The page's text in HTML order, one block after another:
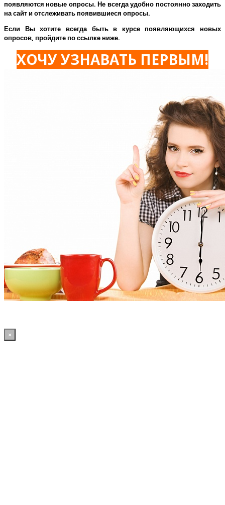
появляются новые опросы. Не всегда удобно постоянно заходить
на сайт и отслеживать появившиеся опросы.
Если Вы хотите всегда быть в курсе появляющихся новых
опросов, пройдите по ссылке ниже.
ХОЧУ УЗНАВАТЬ ПЕРВЫМ!
×